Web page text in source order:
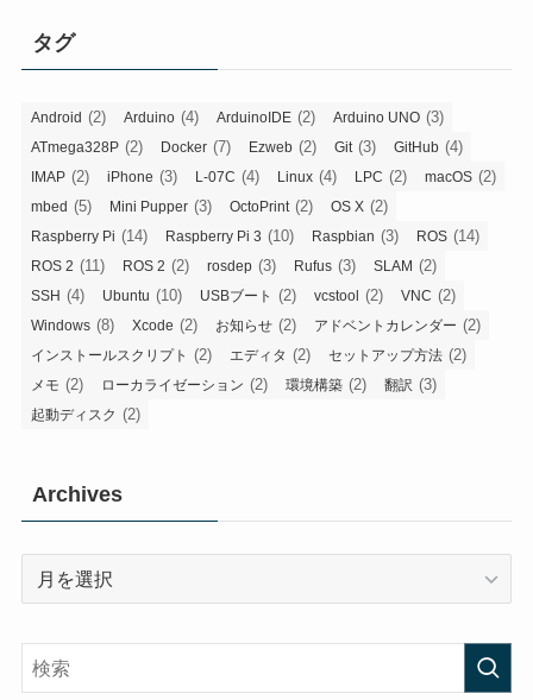
タグ
Android (2) Arduino (4) ArduinoIDE (2) Arduino UNO (3)
ATmega328P (2) Docker (7) Ezweb (2) Git(3) GitHub (4)
IMAP (2) iPhone (3) L-07C (4) Linux (4) LPC (2) macOS (2)
mbed (5) Mini Pupper (3) OctoPrint(2) OS X (2)
Raspberry Pi (14) Raspberry Pi 3 (10) Raspbian (3) ROS (14)
ROS 2 (11) ROS 2 (2) rosdep (3) Rufus (3) SLAM (2)
SSH (4) Ubuntu (10) USBブート (2) vcstool (2) VNC (2)
Windows (8) Xcode (2) お知らせ (2) アドベントカレンダー (2)
インストールスクリプト (2) エディタ (2) セットアップ方法 (2)
メモ (2) ローカライゼーション (2) 環境構築 (2) 翻訳 (3)
起動ディスク (2)
Archives
Archives